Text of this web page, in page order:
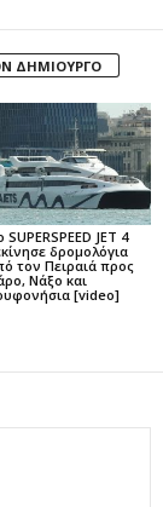
ΔΗΜΙΟΥΡΓΟ
SUPERSPEED JET 4
δρομολόγια
τον Πειραιά προς
Νάξο και
[video]